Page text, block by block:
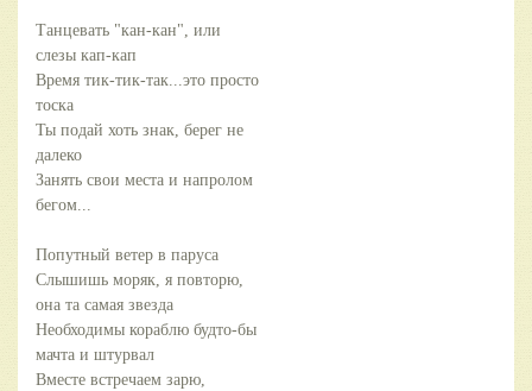
Танцевать "кан-кан", или
слезы кап-кап
Время тик-тик-так...это просто
тоска
Ты подай хоть знак, берег не
далеко
Занять свои места и напролом
бегом...
Попутный ветер в паруса
Слышишь моряк, я повторю,
она та самая звезда
Необходимы кораблю будто-бы
мачта и штурвал
Вместе встречаем зарю,